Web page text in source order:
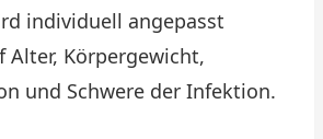
individuell angepasst
Alter, Körpergewicht,
und Schwere der Infektion.